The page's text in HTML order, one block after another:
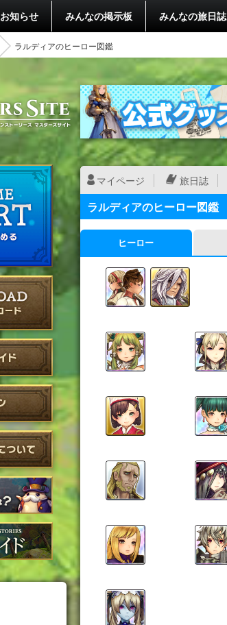
お知らせ みんなの掲示板 みんなの旅日誌
ラルディアのヒーロー図鑑
マイページ 旅日誌
ラルディアのヒーロー図鑑
ヒーロー